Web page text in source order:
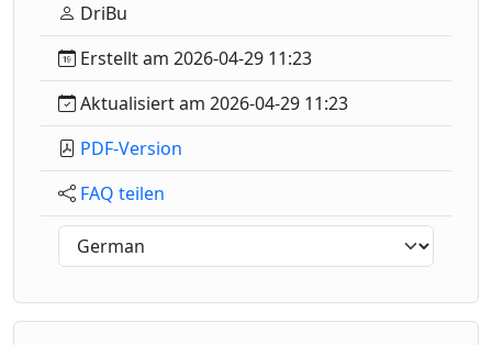
DriBu
Erstellt am 2026-04-29 11:23
Aktualisiert am 2026-04-29 11:23
PDF-Version
FAQ teilen